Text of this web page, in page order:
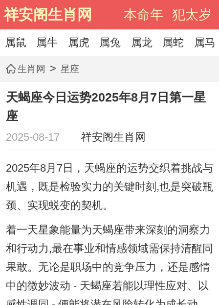
祥安阁生肖网 本命年 犯太岁
属鼠 属牛 属虎 属兔 属龙 属蛇 属马
生肖网 > 星座
天蝎座今日运势2025年8月7日第一星
座
2025-08-17 祥安阁生肖网
2025年8月7日，天蝎座的运势交织着挑战与
机遇，既是检验实力的关键时刻,也是突破瓶
颈、实现蜕变的契机。
着一天星象能量为天蝎座带来深刻的洞察力
和行动力,最在事业和情感领域需保持清醒同
果敢。无论是职场中的竞争压力，还是感情
中的微妙波动 - 天蝎座若能以理性应对、以